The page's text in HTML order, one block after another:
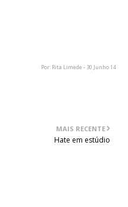
Por: Rita Limede - 30 Junho 14
MAIS RECENTE
Hate em estúdio